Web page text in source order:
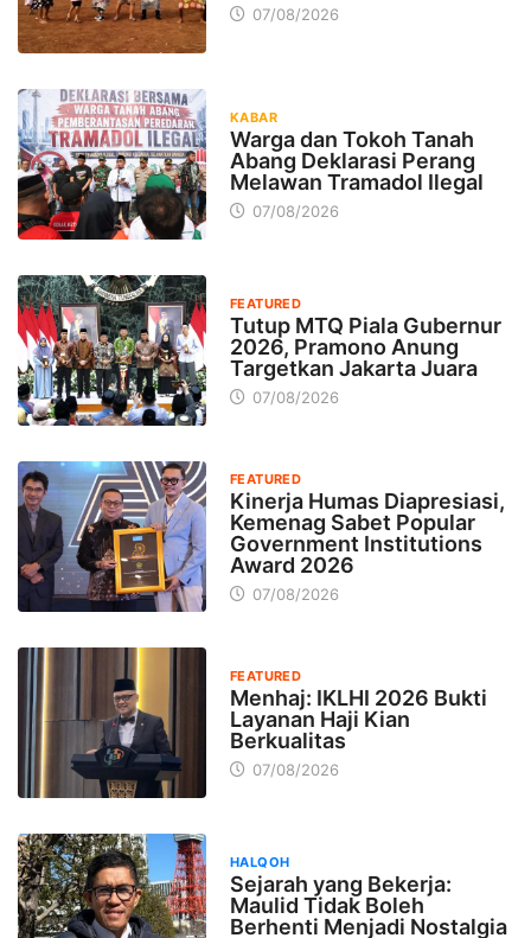
07/08/2026
KABAR
Warga dan Tokoh Tanah
Abang Deklarasi Perang
Melawan Tramadol Ilegal
07/08/2026
FEATURED
Tutup MTQ Piala Gubernur
2026, Pramono Anung
Targetkan Jakarta Juara
07/08/2026
FEATURED
Kinerja Humas Diapresiasi,
Kemenag Sabet Popular
Government Institutions
Award 2026
07/08/2026
FEATURED
Menhaj: IKLHI 2026 Bukti
Layanan Haji Kian
Berkualitas
07/08/2026
HALQOH
Sejarah yang Bekerja:
Maulid Tidak Boleh
Berhenti Menjadi Nostalgia